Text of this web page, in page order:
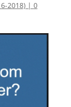
2018)| 0